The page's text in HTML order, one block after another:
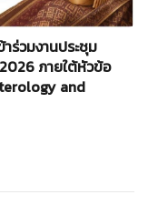
ร่วมงานประชุม
2026 ภายใต้หัวข้อ
and